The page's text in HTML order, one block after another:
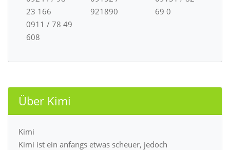
23 166
0911 / 78 49
608
921890
69 0
Über Kimi
Kimi
Kimi ist ein anfangs etwas scheuer, jedoch